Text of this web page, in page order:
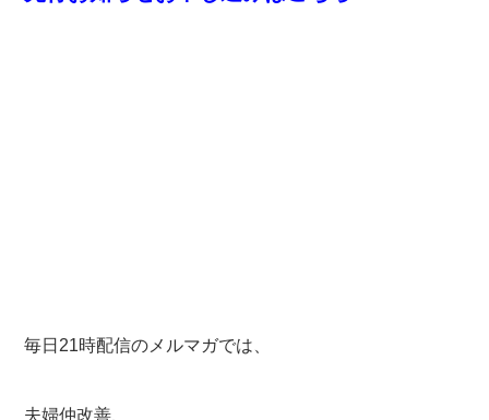
毎日21時配信のメルマガでは、
夫婦仲改善、